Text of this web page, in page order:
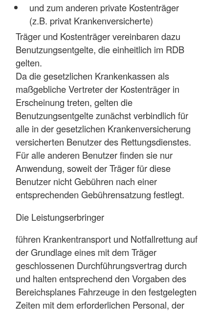
und zum anderen private Kostenträger
(z.B. privat Krankenversicherte)
Träger und Kostenträger vereinbaren dazu
Benutzungsentgelte, die einheitlich im RDB
gelten.
Da die gesetzlichen Krankenkassen als
maßgebliche Vertreter der Kostenträger in
Erscheinung treten, gelten die
Benutzungsentgelte zunächst verbindlich für
alle in der gesetzlichen Krankenversicherung
versicherten Benutzer des Rettungsdienstes.
Für alle anderen Benutzer finden sie nur
Anwendung, soweit der Träger für diese
Benutzer nicht Gebühren nach einer
entsprechenden Gebührensatzung festlegt.
Die Leistungserbringer
führen Krankentransport und Notfallrettung auf
der Grundlage eines mit dem Träger
geschlossenen Durchführungsvertrag durch
und halten entsprechend den Vorgaben des
Bereichsplanes Fahrzeuge in den festgelegten
Zeiten mit dem erforderlichen Personal, der